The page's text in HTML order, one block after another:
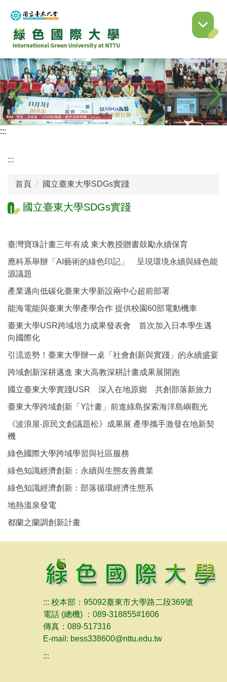
到
內
容
區
:::
:::
首頁 國立臺東大學SDGs實踐
國立臺東大學SDGs實踐
臺灣寶珠計畫三年有成 東大教授贈書鼓勵永續保育
應科系舉辦「AI藝術的綠色印記」 呈現環境永續與綠色能
源議題
產業邁向低碳化臺東大學新設兩中心超前部署
能海電能與臺東大學產學合作 提供校園60部電動機車
臺東大學USR跨域培力成果發表會 首次加入日本學生邁
向國際化
引流造勢！臺東大學辦一桌「社會創新與實踐」的永續盛宴
跨域創新深耕邁進 東大高教深耕計畫成果展開跑
國立臺東大學實踐USR 深入在地原鄉 共創部落新旅力
臺東大學跨域創新「Y計畫」前進綠島探索海洋島嶼觀光
《波浪屋‧原民文創議題松》成果展 產學攜手激發在地新契
機
綠色國際大學跨域學習與社區服務
綠色知識經濟創新：永續與生態友善農業
綠色知識經濟創新：部落循環經濟生態系
地熱溫泉發電
都蘭之蘭調創新計畫
::: 校本部：95092臺東市大學路二段369號
電話 (總機) ：089-318855#1606
傳真：089-517316
E-mail: bess338600@nttu.edu.tw
:::